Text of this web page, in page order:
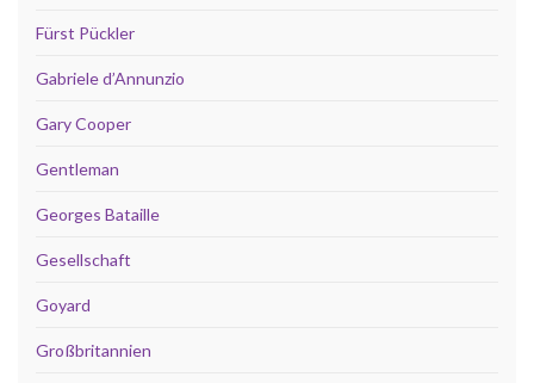
Fürst Pückler
Gabriele d’Annunzio
Gary Cooper
Gentleman
Georges Bataille
Gesellschaft
Goyard
Großbritannien